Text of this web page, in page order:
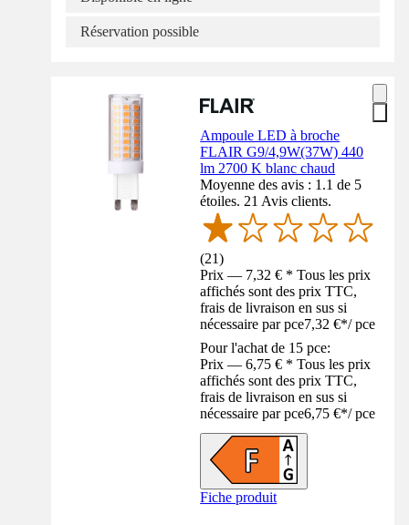
Réservation possible
Ampoule LED à broche
FLAIR G9/4,9W(37W) 440
lm 2700 K blanc chaud
Moyenne des avis : 1.1 de 5
étoiles. 21 Avis clients.
(21)
Prix — 7,32 € * Tous les prix
affichés sont des prix TTC,
frais de livraison en sus si
nécessaire par pce7,32 €*/ pce
Pour l'achat de 15 pce:
Prix — 6,75 € * Tous les prix
affichés sont des prix TTC,
frais de livraison en sus si
nécessaire par pce6,75 €*/ pce
Fiche produit